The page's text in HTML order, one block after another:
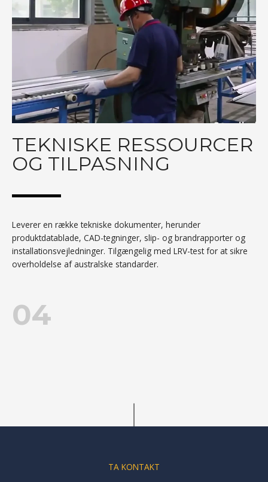
TEKNISKE RESSOURCER
OG TILPASNING
Leverer en række tekniske dokumenter, herunder
produktdatablade, CAD-tegninger, slip- og brandrapporter og
installationsvejledninger. Tilgængelig med LRV-test for at sikre
overholdelse af australske standarder.
04
TA KONTAKT